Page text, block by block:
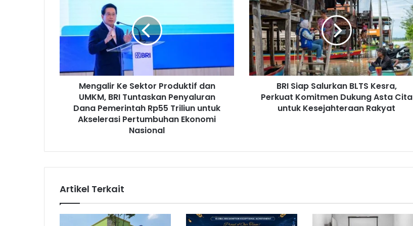
a
r
K
r
d
u
k
Mengalir Ke Sektor Produktif dan
UMKM, BRI Tuntaskan Penyaluran
Dana Pemerintah Rp55 Triliun untuk
Akselerasi Pertumbuhan Ekonomi
Nasional
I
S
a
p
S
a
T
e
s
r
BRI Siap Salurkan BLTS Kesra,
Perkuat Komitmen Dukung Asta Cita
untuk Kesejahteraan Rakyat
Artikel Terkait